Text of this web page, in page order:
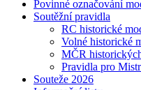
Povinné označování
Soutěžní pravidla
RC historické
Volné historické
MČR
Pravidla pro
Souteže 2026